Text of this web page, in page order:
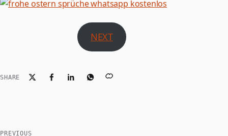
NEXT
SHARE
PREVIOUS